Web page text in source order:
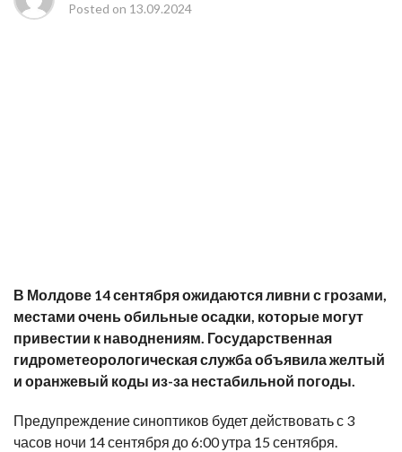
Posted on 13.09.2024
В Молдове 14 сентября ожидаются ливни с грозами,
местами очень обильные осадки, которые могут
привестии к наводнениям. Государственная
гидрометеорологическая служба объявила желтый
и оранжевый коды из-за нестабильной погоды.
Предупреждение синоптиков будет действоватьс 3
часов ночи 14 сентября до 6:00 утра 15 сентября.